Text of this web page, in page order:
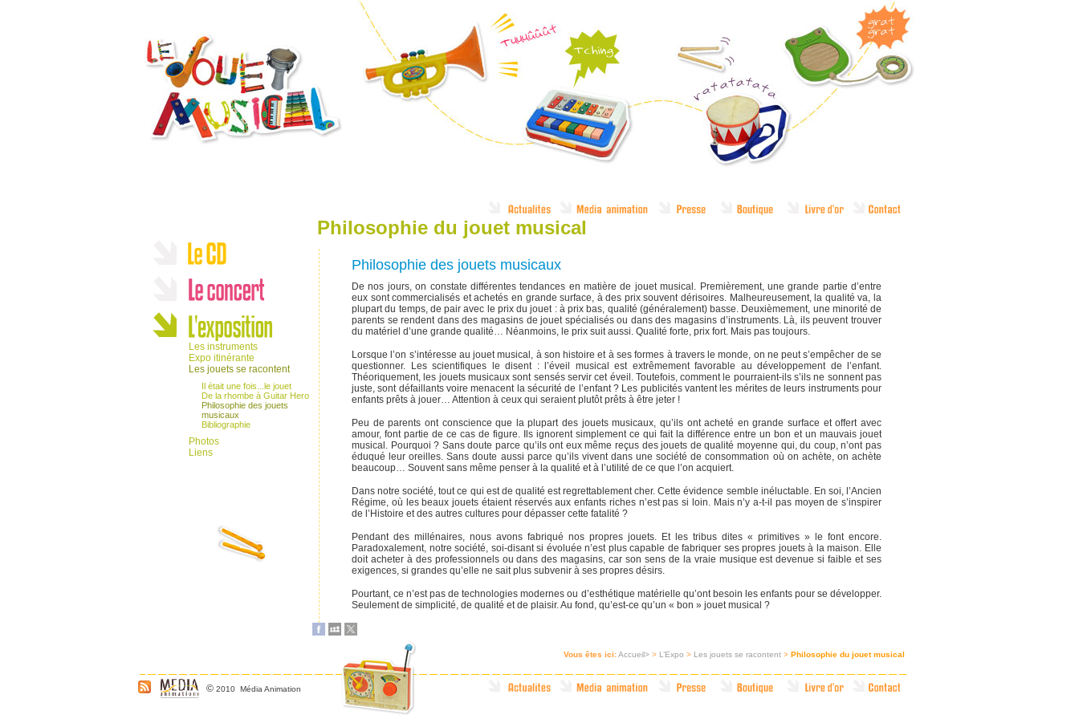
Les instruments
Expo itinérante
Les jouets se racontent
Il était une fois...le jouet
De la rhombe à Guitar Hero
Philosophie des jouets
musicaux
Bibliographie
Photos
Liens
Philosophie du jouet musical
Philosophie des jouets musicaux
De nos jours, on constate différentes tendances en matière de jouet musical. Premièrement, une grande partie d’entre
eux sont commercialisés et achetés en grande surface, à des prix souvent dérisoires. Malheureusement, la qualité va, la
plupart du temps, de pair avec le prix du jouet : à prix bas, qualité (généralement) basse. Deuxièmement, une minorité de
parents se rendent dans des magasins de jouet spécialisés ou dans des magasins d’instruments. Là, ils peuvent trouver
du matériel d’une grande qualité… Néanmoins, le prix suit aussi. Qualité forte, prix fort. Mais pas toujours.
Lorsque l’on s’intéresse au jouet musical, à son histoire et à ses formes à travers le monde, on ne peut s’empêcher de se
questionner. Les scientifiques le disent : l’éveil musical est extrêmement favorable au développement de l’enfant.
Théoriquement, les jouets musicaux sont sensés servir cet éveil. Toutefois, comment le pourraient-ils s’ils ne sonnent pas
juste, sont défaillants voire menacent la sécurité de l’enfant ? Les publicités vantent les mérites de leurs instruments pour
enfants prêts à jouer… Attention à ceux qui seraient plutôt prêts à être jeter !
Peu de parents ont conscience que la plupart des jouets musicaux, qu’ils ont acheté en grande surface et offert avec
amour, font partie de ce cas de figure. Ils ignorent simplement ce qui fait la différence entre un bon et un mauvais jouet
musical. Pourquoi ? Sans doute parce qu’ils ont eux même reçus des jouets de qualité moyenne qui, du coup, n’ont pas
éduqué leur oreilles. Sans doute aussi parce qu’ils vivent dans une société de consommation où on achète, on achète
beaucoup… Souvent sans même penser à la qualité et à l’utilité de ce que l’on acquiert.
Dans notre société, tout ce qui est de qualité est regrettablement cher. Cette évidence semble inéluctable. En soi, l’Ancien
Régime, où les beaux jouets étaient réservés aux enfants riches n’est pas si loin. Mais n’y a-t-il pas moyen de s’inspirer
de l’Histoire et des autres cultures pour dépasser cette fatalité ?
Pendant des millénaires, nous avons fabriqué nos propres jouets. Et les tribus dites « primitives » le font encore.
Paradoxalement, notre société, soi-disant si évoluée n’est plus capable de fabriquer ses propres jouets à la maison. Elle
doit acheter à des professionnels ou dans des magasins, car son sens de la vraie musique est devenue si faible et ses
exigences, si grandes qu’elle ne sait plus subvenir à ses propres désirs.
Pourtant, ce n’est pas de technologies modernes ou d’esthétique matérielle qu’ont besoin les enfants pour se développer.
Seulement de simplicité, de qualité et de plaisir. Au fond, qu’est-ce qu’un « bon » jouet musical ?
Vous êtes ici:Accueil> > L’Expo > Les jouets se racontent > Philosophie du jouet musical
© 2010 Média Animation